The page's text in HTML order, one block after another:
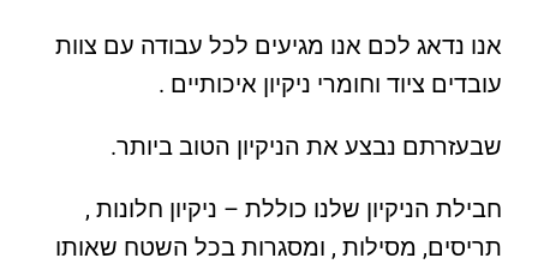
אנו נדאג לכם אנו מגיעים לכל עבודה עם צוות
עובדים ציוד וחומרי ניקיון איכותיים .
שבעזרתם נבצע את הניקיון הטוב ביותר.
חבילת הניקיון שלנו כוללת – ניקיון חלונות ,
תריסים, מסילות , ומסגרות בכל השטח שאותו